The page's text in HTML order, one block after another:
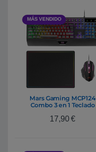
MÁS VENDIDO
Mars Gaming MCP124
Combo 3 en 1 Teclado
Gaming + Alfombrilla |
17,90€